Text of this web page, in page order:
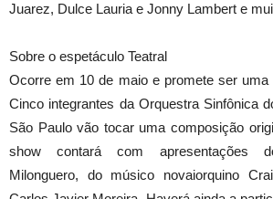
Juarez, Dulce Lauria e Jonny Lambert e
Sobre o espetáculo Teatral
Ocorre em 10 de maio e promete ser uma
Cinco integrantes da Orquestra Sinfônica
São Paulo vão tocar uma composição
show contará com apresentações
Milonguero, do músico novaiorquino